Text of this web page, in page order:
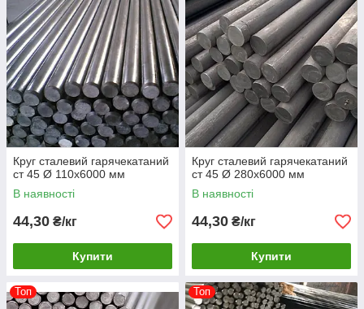
Круг сталевий гарячекатаний
ст 45 Ø 110х6000 мм
В наявності
44,30 ₴/кг
Купити
Круг сталевий гарячекатаний
ст 45 Ø 280х6000 мм
В наявності
44,30 ₴/кг
Купити
Топ Топ